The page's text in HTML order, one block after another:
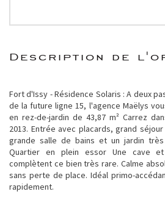
description de
Fort d'Issy - Résidence Solaris : A deux
de la future ligne 15, l'agence Maëlys
en rez-de-jardin de 43,87 m² Carrez
2013. Entrée avec placards, grand
grande salle de bains et un jardin
Quartier en plein essor Une cave
complètent ce bien très rare. Calme
sans perte de place. Idéal primo-
rapidement.